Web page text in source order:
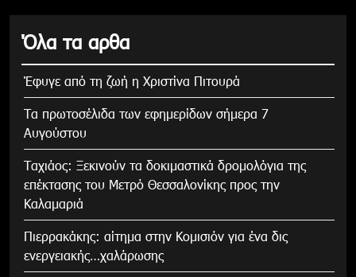
Όλα τα αρθα
Έφυγε από τη ζωή η Χριστίνα Πιτουρά
Τα πρωτοσέλιδα των εφημερίδων σήμερα 7
Αυγούστου
Tαχιάος: Ξεκινούν τα δοκιμαστικά δρομολόγια της
επέκτασης του Μετρό Θεσσαλονίκης προς την
Καλαμαριά
Πιερρακάκης: αίτημα στην Κομισιόν για ένα δις
ενεργειακής…χαλάρωσης